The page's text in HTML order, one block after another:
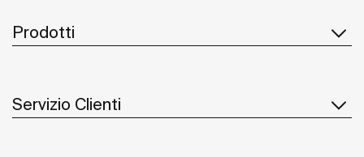
Prodotti
Servizio Clienti